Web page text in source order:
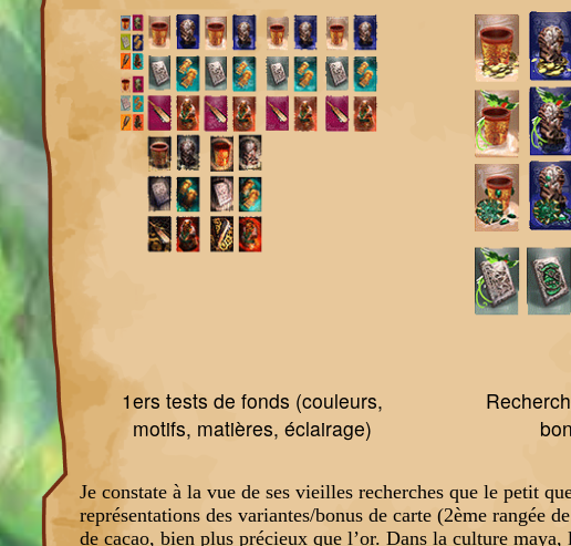
1ers tests de fonds (couleurs,
motifs, matières, éclairage)
Je constate à la vue de ses vieilles recherches que le petit
représentations des variantes/bonus de carte (2ème rangée
de cacao, bien plus précieux que l’or. Dans la culture